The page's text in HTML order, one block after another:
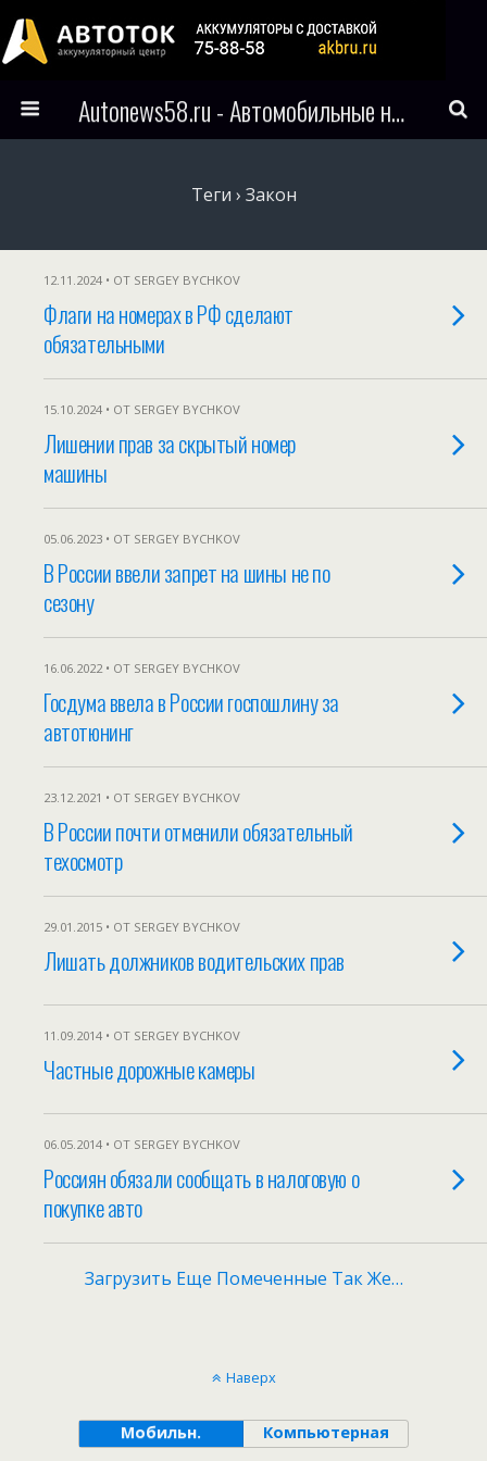
Autonews58.ru - Автомобильные новости Пензы и всего мира
Теги › Закон
12.11.2024 • ОТ SERGEY BYCHKOV
Флаги на номерах в РФ сделают
обязательными
15.10.2024 • ОТ SERGEY BYCHKOV
Лишении прав за скрытый номер
машины
05.06.2023 • ОТ SERGEY BYCHKOV
В России ввели запрет на шины не по
сезону
16.06.2022 • ОТ SERGEY BYCHKOV
Госдума ввела в России госпошлину за
автотюнинг
23.12.2021 • ОТ SERGEY BYCHKOV
В России почти отменили обязательный
техосмотр
29.01.2015 • ОТ SERGEY BYCHKOV
Лишать должников водительских прав
11.09.2014 • ОТ SERGEY BYCHKOV
Частные дорожные камеры
06.05.2014 • ОТ SERGEY BYCHKOV
Россиян обязали сообщать в налоговую о
покупке авто
Загрузить Еще Помеченные Так Же…
Наверх
Мобильн. Компьютерная